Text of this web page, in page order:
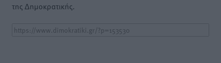
της Δημοκρατικής.